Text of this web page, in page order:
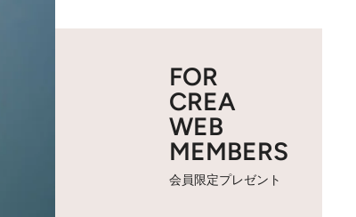
FOR
CREA
WEB
MEMBERS
会員限定プレゼント